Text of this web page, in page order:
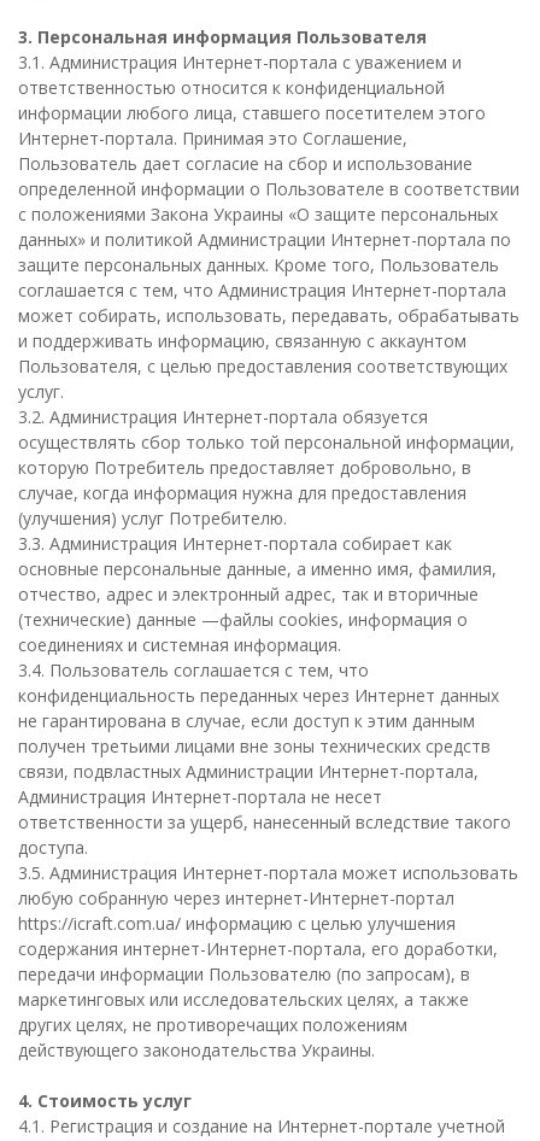
3. Персональная информация Пользователя
3.1. Администрация Интернет-портала с уважением и
ответственностью относится к конфиденциальной
информации любого лица, ставшего посетителем этого
Интернет-портала. Принимая это Соглашение,
Пользователь дает согласие на сбор и использование
определенной информации о Пользователе в соответствии
с положениями Закона Украины «О защите персональных
данных» и политикой Администрации Интернет-портала по
защите персональных данных. Кроме того, Пользователь
соглашается с тем, что Администрация Интернет-портала
может собирать, использовать, передавать, обрабатывать
и поддерживать информацию, связанную с аккаунтом
Пользователя, с целью предоставления соответствующих
услуг.
3.2. Администрация Интернет-портала обязуется
осуществлять сбор только той персональной информации,
которую Потребитель предоставляет добровольно, в
случае, когда информация нужна для предоставления
(улучшения) услуг Потребителю.
3.3. Администрация Интернет-портала собирает как
основные персональные данные, а именно имя, фамилия,
отчество, адрес и электронный адрес, так и вторичные
(технические) данные —файлы cookies, информация о
соединениях и системная информация.
3.4. Пользователь соглашается с тем, что
конфиденциальность переданных через Интернет данных
не гарантирована в случае, если доступ к этим данным
получен третьими лицами вне зоны технических средств
связи, подвластных Администрации Интернет-портала,
Администрация Интернет-портала не несет
ответственности за ущерб, нанесенный вследствие такого
доступа.
3.5. Администрация Интернет-портала может использовать
любую собранную через интернет-Интернет-портал
https://icraft.com.ua/ информацию с целью улучшения
содержания интернет-Интернет-портала, его доработки,
передачи информации Пользователю (по запросам), в
маркетинговых или исследовательских целях, а также
других целях, не противоречащих положениям
действующего законодательства Украины.
4. Стоимость услуг
4.1. Регистрация и создание на Интернет-портале учетной